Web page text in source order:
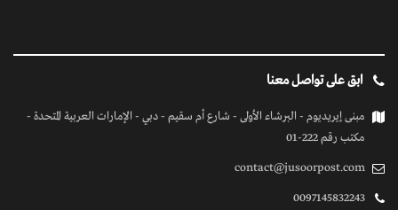
ابق على تواصل معنا
مبنى إيريديوم - البرشاء الأولى - شارع أم سقيم - دبي - الإمارات العربية المتحدة -
مكتب رقم 222-01
contact@jusoorpost.com
0097145832243